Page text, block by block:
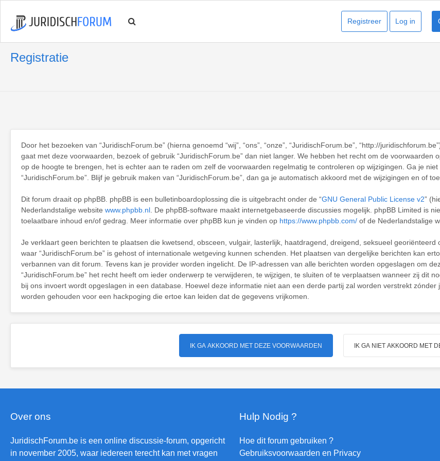
Log in
Registreer
Registratie
Door het bezoeken van “JuridischForum.be” (hierna genoemd “wij”, “ons”, “onze”, “JuridischForum.be”, “http://
gaat met deze voorwaarden, bezoek of gebruik “JuridischForum.be” dan niet langer. We hebben het recht om de
op de hoogte te brengen, het is echter aan te raden om zelf de voorwaarden regelmatig te controleren op wijzigingen. Ga je
“JuridischForum.be”. Blijf je gebruik maken van “JuridischForum.be”, dan ga je automatisch akkoord met de wijzigingen en of
Dit forum draait op phpBB. phpBB is een bulletinboardoplossing die is uitgebracht onder de “GNU General Public License v2”
Nederlandstalige website www.phpbb.nl . De phpBB-software maakt internetgebaseerde discussies mogelijk. phpBB Limited is
toelaatbare inhoud en/of gedrag. Meer informatie over phpBB kun je vinden op https://www.phpbb.com/ of de Nederlandstalige
Je verklaart geen berichten te plaatsen die kwetsend, obsceen, vulgair, lasterlijk, haatdragend, dreigend, seksueel
waar “JuridischForum.be” is gehost of internationale wetgeving kunnen schenden. Het plaatsen van dergelijke berichten kan
verbannen van dit forum. Tevens kan je provider worden ingelicht. De IP-adressen van alle berichten worden opgeslagen om
“JuridischForum.be” het recht heeft om ieder onderwerp te verwijderen, te wijzigen, te sluiten of te verplaatsen wanneer zij dit
bij ons invoert wordt opgeslagen in een database. Hoewel deze informatie niet aan een derde partij zal worden verstrekt
worden gehouden voor een hackpoging die ertoe kan leiden dat de gegevens vrijkomen.
Over ons
JuridischForum.be is een online discussie-forum, opgericht
in november 2005, waar iedereen terecht kan met vragen
Hulp Nodig ?
Hoe dit forum gebruiken ?
Gebruiksvoorwaarden en Privacy